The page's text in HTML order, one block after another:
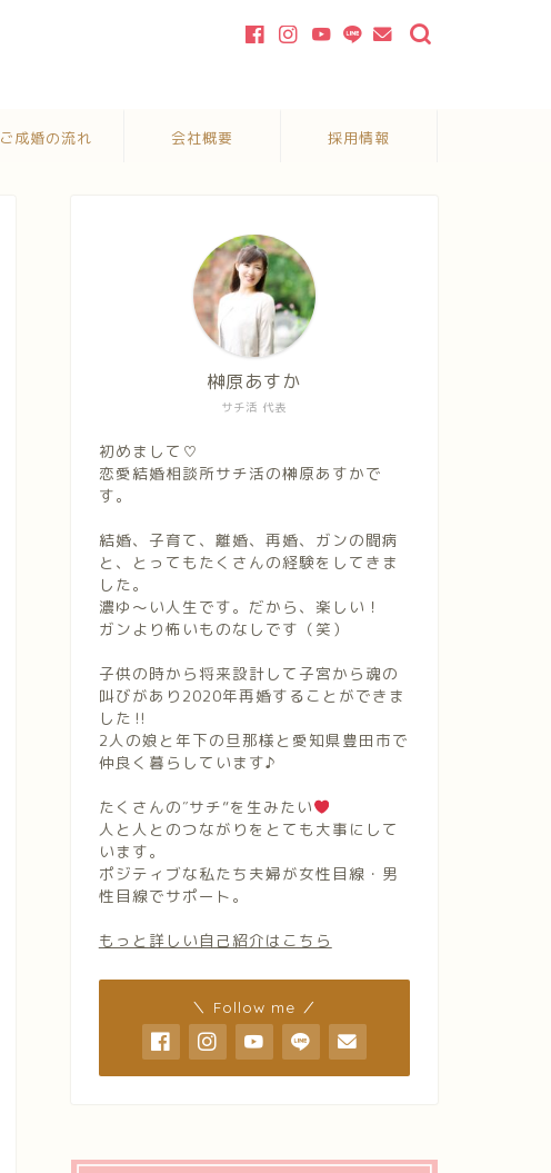
ご成婚の流れ 会社概要 採用情報
サチ活 代表
榊原あすか
初めまして♡
恋愛結婚相談所サチ活の榊原あすかで
す。
結婚、子育て、離婚、再婚、ガンの闘病
と、とってもたくさんの経験をしてきま
した。
濃ゆ〜い人生です。だから、楽しい！
ガンより怖いものなしです（笑）
子供の時から将来設計して子宮から魂の
叫びがあり2020年再婚することができま
した‼︎
2人の娘と年下の旦那様と愛知県豊田市で
仲良く暮らしています♪
たくさんの″サチ”を生みたい
人と人とのつながりをとても大事にして
います。
ポジティブな私たち夫婦が女性目線・男
性目線でサポート。
もっと詳しい自己紹介はこちら
＼ Follow me ／